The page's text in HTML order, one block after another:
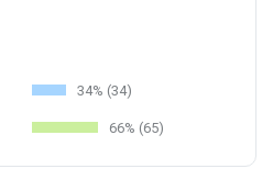
34% (34)
66% (65)